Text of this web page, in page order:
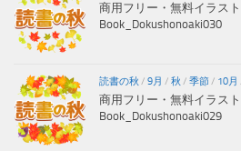
商用フリー・無料イラス
Book_Dokushonoaki030
読書の秋 / 9月 / 秋 / 季節/ 10月
商用フリー・無料イラス
Book_Dokushonoaki029